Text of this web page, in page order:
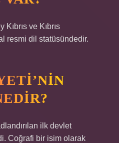
ve Kıbrıs
resmi dil statüsündedir.
ilk devlet
Coğrafi bir isim olarak